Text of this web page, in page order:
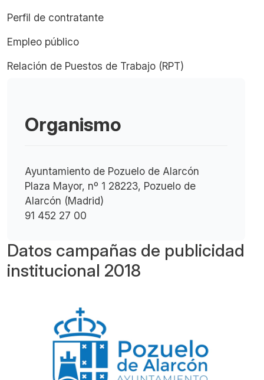
Perfil de contratante
Empleo público
Relación de Puestos de Trabajo (RPT)
Organismo
Ayuntamiento de Pozuelo de Alarcón
Plaza Mayor, nº 1 28223, Pozuelo de
Alarcón (Madrid)
91 452 27 00
Datos campañas de publicidad
institucional 2018